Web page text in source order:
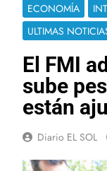
ECONOMÍA
ULTIMAS
El FMI
sube
están
Diario EL SOL